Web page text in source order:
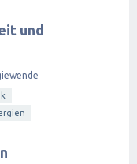
und